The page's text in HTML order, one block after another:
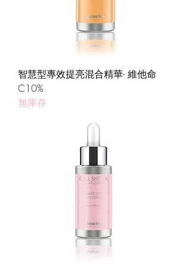
智慧型專效提亮混合精華- 維他命
C10%
無庫存